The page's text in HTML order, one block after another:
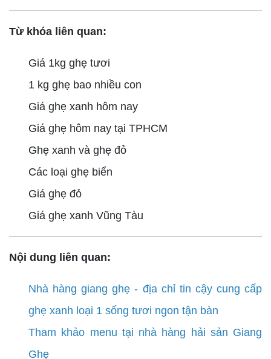
Từ khóa liên quan:
Giá 1kg ghẹ tươi
1 kg ghẹ bao nhiều con
Giá ghẹ xanh hôm nay
Giá ghẹ hôm nay tại TPHCM
Ghẹ xanh và ghẹ đỏ
Các loại ghẹ biển
Giá ghẹ đỏ
Giá ghẹ xanh Vũng Tàu
Nội dung liên quan:
Nhà hàng giang ghẹ - địa chỉ tin cậy cung cấp
ghẹ xanh loại 1 sống tươi ngon tận bàn
Tham khảo menu tại nhà hàng hải sản Giang
Ghẹ